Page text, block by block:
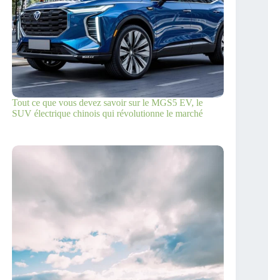
Tout ce que vous devez savoir sur le MGS5 EV, le
SUV électrique chinois qui révolutionne le marché